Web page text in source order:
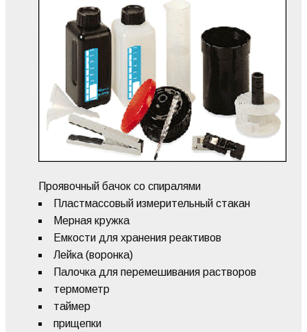
Проявочный бачок со спиралями
Пластмассовый измерительный стакан
Мерная кружка
Емкости для хранения реактивов
Лейка (воронка)
Палочка для перемешивания растворов
термометр
таймер
прищепки